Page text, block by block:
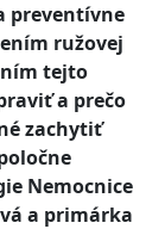
preventívne
ružovej
tejto
a prečo
zachytiť
Nemocnice
a primárka